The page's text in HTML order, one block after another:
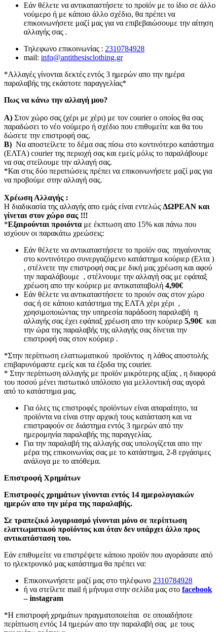
Εάν θέλετε να αντικαταστήσετε το προϊόν με το ίδιο σε άλλο
νούμερο ή με κάποιο άλλο σχέδιο, θα πρέπει να
επικοινωνήσετε μαζί μας για να επιβεβαιώσουμε την αίτηση
αλλαγής σας .
Τηλεφωνο επικοινωνίας : 2310784928
mail: info@antithesisclothing.gr
*Αλλαγές γίνονται δεκτές εντός 3 ημερών απο την ημέρα
παραλαβής της εκάστοτε παραγγελίας*
Πως να κάνω την αλλαγή μου?
Α) Στον χώρο σας (χέρι με χέρι) με τον courier o οποίος θα σας
παραδώσει το νέο νούμερο ή σχέδιο που επιθυμείτε και θα του
δώσετε την επιστροφή σας.
Β) Να αποστείλετε το δέμα σας πίσω στο κοντινότερο κατάστημα
(ΕΛΤΑ) courier της περιοχή σας και εμείς μόλις το παραλάβουμε
να σας στείλουμε την αλλαγή σας.
*Και στις δύο περιπτώσεις πρέπει να επικοινωνήσετε μαζί μας για
να προβούμε στην αλλαγή σας.
Χρέωση Αλλαγής :
Η διαδικασία της αλλαγής απο εμάς είναι εντελώς ΔΩΡΕΑΝ και
γίνεται στον χώρο σας !!!
*Εξαιρούνται προιόντα με έκπτωση απο 15% και πάνω που
ισχύουν οι παρακάτω χρεώσεις:
Εάν θέλετε να αντικαταστήσετε το προϊόν σας πηγαίνοντας
στο κοντινότερο συνεργαζόμενο κατάστημα κούριερ (Ελτα )
, στέλνετε την επιστροφή σας με δική μας χρέωση και αφού
την παραλάβουμε , στέλνουμε την αλλαγή σας με εφάπαξ
χρέωση απο την κούριερ με αντικαταταβολή 4,90€
Εάν θέλετε να αντικαταστήσετε το προιόν σας στον χώρο
σας ή σε κάποιο κατάστημα της ΕΛΤΑ χέρι χέρι ,
χρησιμοποιώντας την υπηρεσία παράδοση παραλαβή η
αλλαγής σας έχει εφάπαξ χρέωση απο την κούριερ 5,90€ και
την ώρα της παραλαβής της αλλαγής σας δίνεται την
επιστροφή σας στον κούριερ .
*Στην περίπτωση ελαττωματικού προϊόντος η λάθος αποστολής
επιβαρυνόμαστε εμείς και τα έξοδα της courier.
* Στην περίπτωση αλλαγής με προϊόν μικρότερης αξίας , η διαφορά
του ποσού μένει πιστωτικό υπόλοιπο για μελλοντική σας αγορά
από το κατάστημα μας.
Για όλες τις επιστροφές προϊόντων είναι απαραίτητο, τα
προϊόντα να είναι στην αρχική τους κατάσταση και να
επιστραφούν σε διάστημα εντός 3 ημερών από την
ημερομηνία παραλαβής της παραγγελίας.
Για την παραλαβή της αλλαγής σας υπολογίζεται απο την
μέρα της επικοινωνίας σας με το κατάστημα, 2-8 εργάσιμες
ανάλογα με το απόθεμα.
Επιστροφή Χρημάτων
Επιστροφές χρημάτων γίνονται εντός 14 ημερολογιακών
ημερών απο την μέρα της παραλαβής.
Σε τραπεζικό λογαριασμό γίνονται μόνο σε περίπτωση
ελαττωματικού προϊόντος και όταν δεν υπάρχει άλλο προς
αντικατάσταση του.
Εάν επιθυμείτε να επιστρέψετε κάποιο προϊόν που αγοράσατε από
το ηλεκτρονικό μας κατάστημα θα πρέπει να:
Επικοινωνήσετε μαζί μας στο τηλέφωνο 2310784928
ή να στείλετε mail ή μήνυμα στην σελίδα μας στο facebook
– instagram
*Η επιστροφή χρημάτων πραγματοποιείται σε οποιαδήποτε
περίπτωση εντός 14 ημερών απο την παραλαβή σας με τους